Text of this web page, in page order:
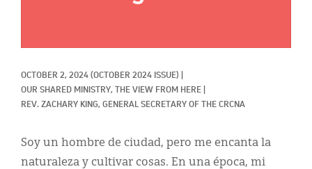
OCTOBER 2, 2024 (OCTOBER 2024 ISSUE)
OUR SHARED MINISTRY,
THE VIEW FROM HERE
REV. ZACHARY KING, GENERAL SECRETARY OF THE CRCNA
Soy un hombre de ciudad, pero me encanta la
naturaleza y cultivar cosas. En una época, mi
한국어